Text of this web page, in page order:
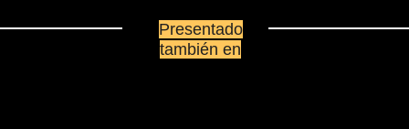
Presentado
también en